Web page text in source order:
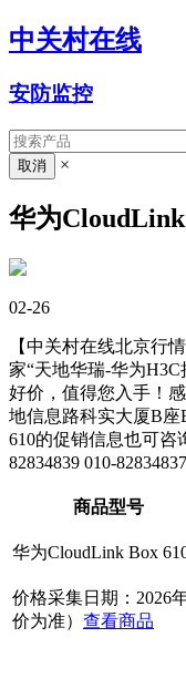
中关村在线
安防监控
×
华为
02-26
【中关村在线北京行
家“天地华瑞-华为
好价，值得您入手！
地信息路科实大厦B座
610的促销信息也可咨
82834839 010-
商品型号
华为CloudLink Box
价格采集日期：2026
价为准） 查看商品